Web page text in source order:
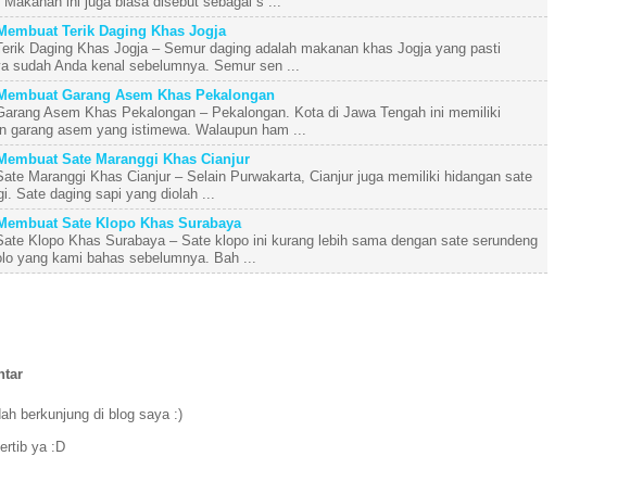
Terik Daging Khas Jogja
Daging Khas Jogja – Semur daging adalah makanan khas Jogja yang pasti
sudah Anda kenal sebelumnya. Semur sen ...
Garang Asem Khas Pekalongan
Asem Khas Pekalongan – Pekalongan. Kota di Jawa Tengah ini memiliki
garang asem yang istimewa. Walaupun ham ...
Sate Maranggi Khas Cianjur
Maranggi Khas Cianjur – Selain Purwakarta, Cianjur juga memiliki hidangan sate
Sate daging sapi yang diolah ...
Sate Klopo Khas Surabaya
Klopo Khas Surabaya – Sate klopo ini kurang lebih sama dengan sate serundeng
yang kami bahas sebelumnya. Bah ...
berkunjung di blog saya :)
ya :D